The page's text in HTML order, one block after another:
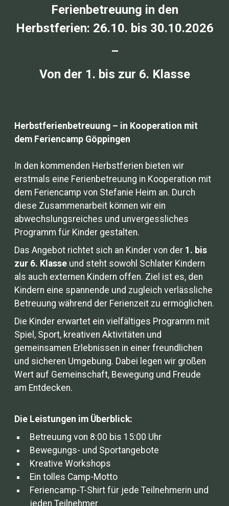
Ferienbetreuung in den
Herbstferien: 26.10. bis 30.10.2026
–
Von der 1. bis zur 6. Klasse
Herbstferienbetreuung – in Kooperation mit
dem Feriencamp Göppingen
In den kommenden Herbstferien bieten wir
erstmals eine Ferienbetreuung in Kooperation mit
dem Feriencamp von Stefanie Heim an. Durch
diese Zusammenarbeit können wir ein
abwechslungsreiches und unvergessliches
Programm für Kinder gestalten.
Das Angebot richtet sich an Kinder von der 1. bis
zur 6. Klasse und steht sowohl Schlater Kindern
als auch externen Kindern offen. Ziel ist es, den
Kindern eine spannende und zugleich verlässliche
Betreuung während der Ferienzeit zu ermöglichen.
Die Kinder erwartet ein vielfältiges Programm mit
Spiel, Sport, kreativen Aktivitäten und
gemeinsamen Erlebnissen in einer freundlichen
und sicheren Umgebung. Dabei legen wir großen
Wert auf Gemeinschaft, Bewegung und Freude
am Entdecken.
Die Leistungen im Überblick:
Betreuung von 8:00 bis 15:00 Uhr
Bewegungs- und Sportangebote
Kreative Workshops
Ein tolles Camp-Motto
Feriencamp-T-Shirt für jede Teilnehmerin und
jeden Teilnehmer